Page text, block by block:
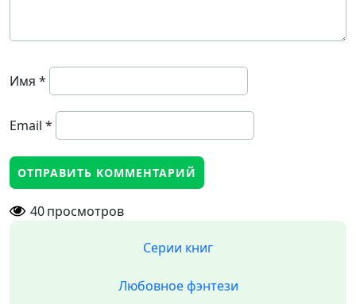
Имя *
Email *
40просмотров
Серии книг
Любовное фэнтези